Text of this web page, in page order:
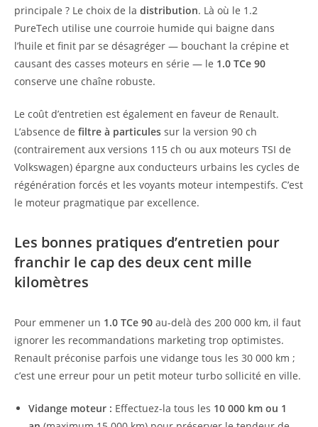
principale ? Le choix de la distribution. Là où le 1.2
PureTech utilise une courroie humide qui baigne dans
l’huile et finit par se désagréger — bouchant la crépine et
causant des casses moteurs en série — le 1.0 TCe 90
conserve une chaîne robuste.
Le coût d’entretien est également en faveur de Renault.
L’absence de filtre à particules sur la version 90 ch
(contrairement aux versions 115 ch ou aux moteurs TSI de
Volkswagen) épargne aux conducteurs urbains les cycles de
régénération forcés et les voyants moteur intempestifs. C’est
le moteur pragmatique par excellence.
Les bonnes pratiques d’entretien pour
franchir le cap des deux cent mille
kilomètres
Pour emmener un 1.0 TCe 90 au-delà des 200 000 km, il faut
ignorer les recommandations marketing trop optimistes.
Renault préconise parfois une vidange tous les 30 000 km ;
c’est une erreur pour un petit moteur turbo sollicité en ville.
Vidange moteur : Effectuez-la tous les 10 000 km ou 1